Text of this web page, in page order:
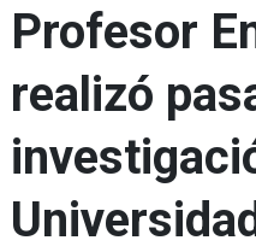
Profesor
realizó